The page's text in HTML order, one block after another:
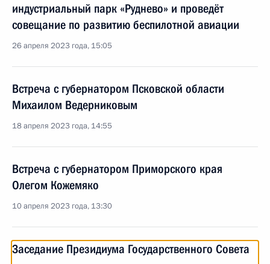
индустриальный парк «Руднево» и проведёт
совещание по развитию беспилотной авиации
26 апреля 2023 года, 15:05
Встреча с губернатором Псковской области
Михаилом Ведерниковым
18 апреля 2023 года, 14:55
Встреча с губернатором Приморского края
Олегом Кожемяко
10 апреля 2023 года, 13:30
Заседание Президиума Государственного Совета